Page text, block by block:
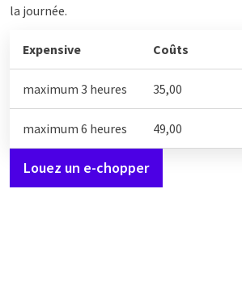
la journée.
Expensive Coûts
maximum 3 heures 35,00
maximum 6 heures 49,00
Louez un e-chopper